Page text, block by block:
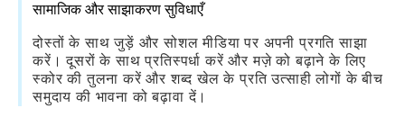
सामाजिक और साझाकरण सुविधाएँ
दोस्तों के साथ जुड़ें और सोशल मीडिया पर अपनी प्रगति साझा
करें। दूसरों के साथ प्रतिस्पर्धा करें और मज़े को बढ़ाने के लिए
स्कोर की तुलना करें और शब्द खेल के प्रति उत्साही लोगों के बीच
समुदाय की भावना को बढ़ावा दें।